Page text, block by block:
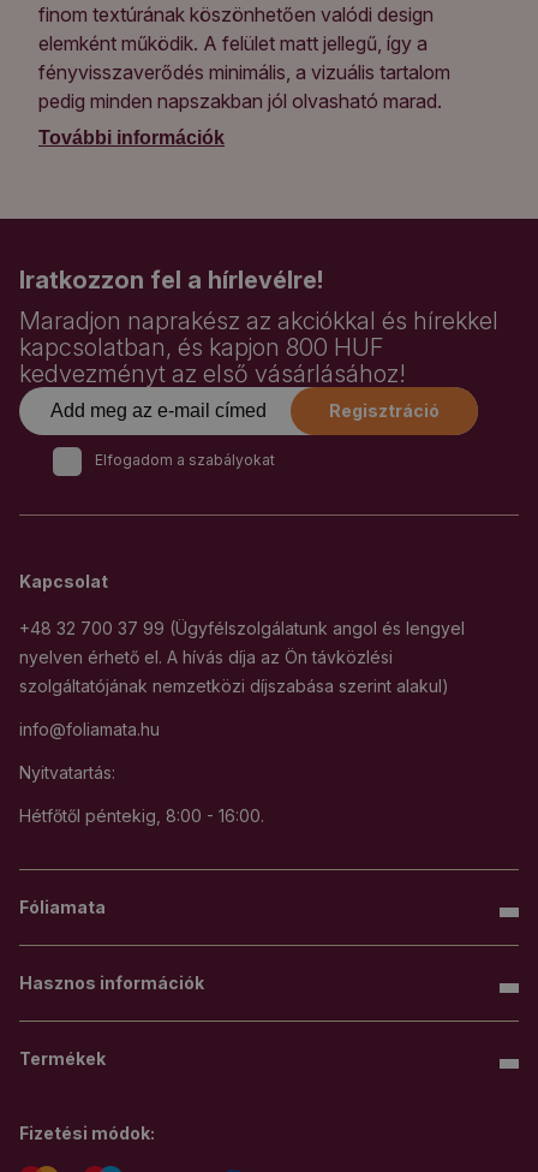
finom textúrának köszönhetően valódi design
elemként működik. A felület matt jellegű, így a
fényvisszaverődés minimális, a vizuális tartalom
pedig minden napszakban jól olvasható marad.
További információk
Iratkozzon fel a hírlevélre!
Maradjon naprakész az akciókkal és hírekkel
kapcsolatban, és kapjon 800 HUF
kedvezményt az első vásárlásához!
Regisztráció
Elfogadom a szabályokat
Kapcsolat
+48 32 700 37 99 (Ügyfélszolgálatunk angol és lengyel
nyelven érhető el. A hívás díja az Ön távközlési
szolgáltatójának nemzetközi díjszabása szerint alakul)
info@foliamata.hu
Nyitvatartás:
Hétfőtől péntekig, 8:00 - 16:00.
Fóliamata
Hasznos információk
Termékek
Fizetési módok: